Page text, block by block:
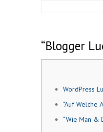
“Blogger
WordPress
“Auf Welche
“Wie Man &